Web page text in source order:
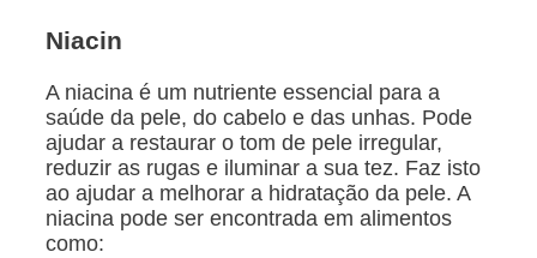
Niacin
A niacina é um nutriente essencial para a
saúde da pele, do cabelo e das unhas. Pode
ajudar a restaurar o tom de pele irregular,
reduzir as rugas e iluminar a sua tez. Faz isto
ao ajudar a melhorar a hidratação da pele. A
niacina pode ser encontrada em alimentos
como: